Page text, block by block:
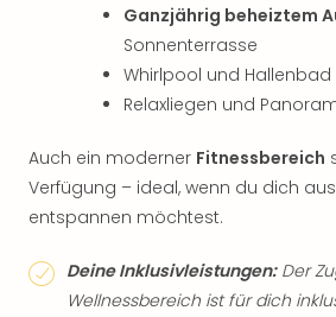
Ganzjährig beheiztem
Sonnenterrasse
Whirlpool und Hallenbad
Relaxliegen und
Auch ein moderner Fitnessbereich
Verfügung – ideal, wenn du dich
entspannen möchtest.
Deine Inklusivleistungen:Der
Wellnessbereich ist für dich